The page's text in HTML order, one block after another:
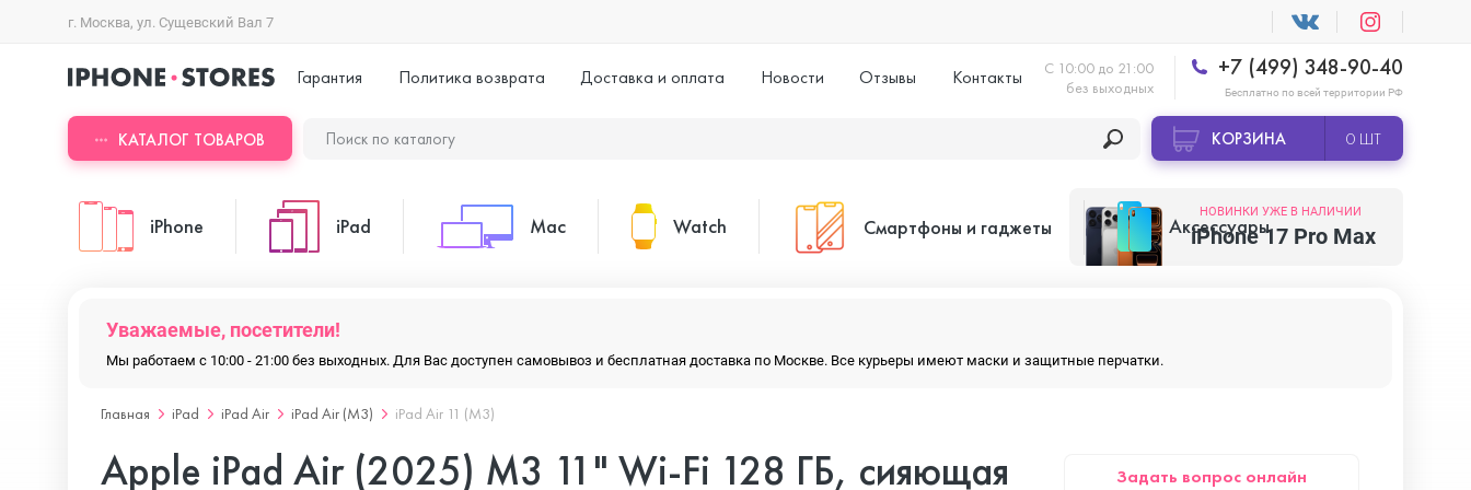
г. Москва, ул. Сущевский Вал 7
Гарантия Политика возврата Доставка и оплата Новости Отзывы Контакты
С 10:00 до 21:00
без выходных
+7 (499) 348-90-40
Бесплатно по всей территории РФ
КАТАЛОГ ТОВАРОВ КОРЗИНА 0 ШТ
iPhone
iPhone 17 Pro
iPad
iPad Air
Mac Watch Смартфоны и гаджеты Аксессуары
НОВИНКИ УЖЕ В НАЛИЧИИ
iPhone 17 Pro Max
Уважаемые, посетители!
Мы работаем с 10:00 - 21:00 без выходных. Для Вас доступен самовывоз и бесплатная доставка по Москве. Все курьеры имеют маски и защитные перчатки.
Главная iPad iPad Air iPad Air (M3) iPad Air 11 (M3)
Apple iPad Air (2025) M3 11" Wi-Fi 128 ГБ, сияющая
Задать вопрос онлайн